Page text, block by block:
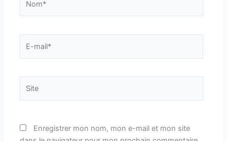
mail*
Enregistrer mon nom, mon e-mail et mon site